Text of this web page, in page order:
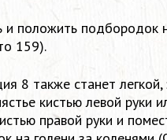
и положить подбородок
159).
8 также станет легкой,
кистью левой руки
правой руки и